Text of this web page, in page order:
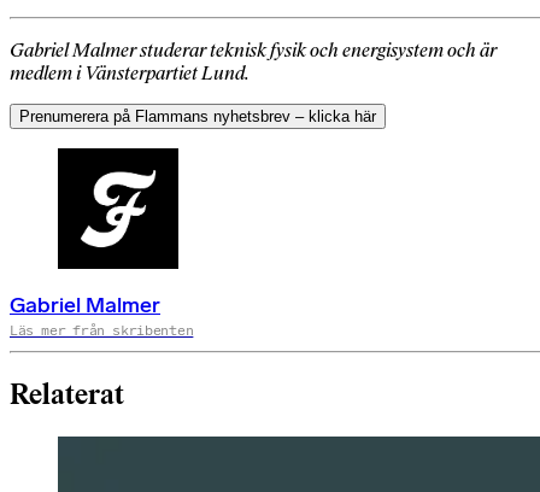
Gabriel Malmer studerar teknisk fysik och energisystem och är
medlem i Vänsterpartiet Lund.
Prenumerera på Flammans nyhetsbrev – klicka här
Gabriel Malmer
Läs mer från skribenten
Relaterat